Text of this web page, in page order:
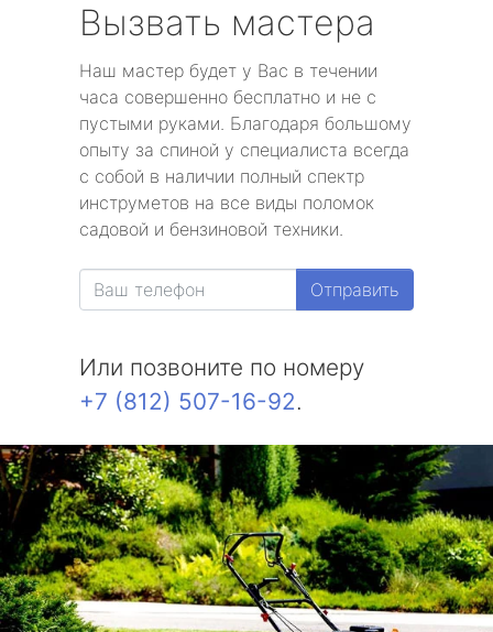
Вызвать мастера
Наш мастер будет у Вас в течении
часа совершенно бесплатно и не с
пустыми руками. Благодаря большому
опыту за спиной у специалиста всегда
с собой в наличии полный спектр
инструметов на все виды поломок
садовой и бензиновой техники.
Отправить
Или позвоните по номеру
+7 (812) 507-16-92.